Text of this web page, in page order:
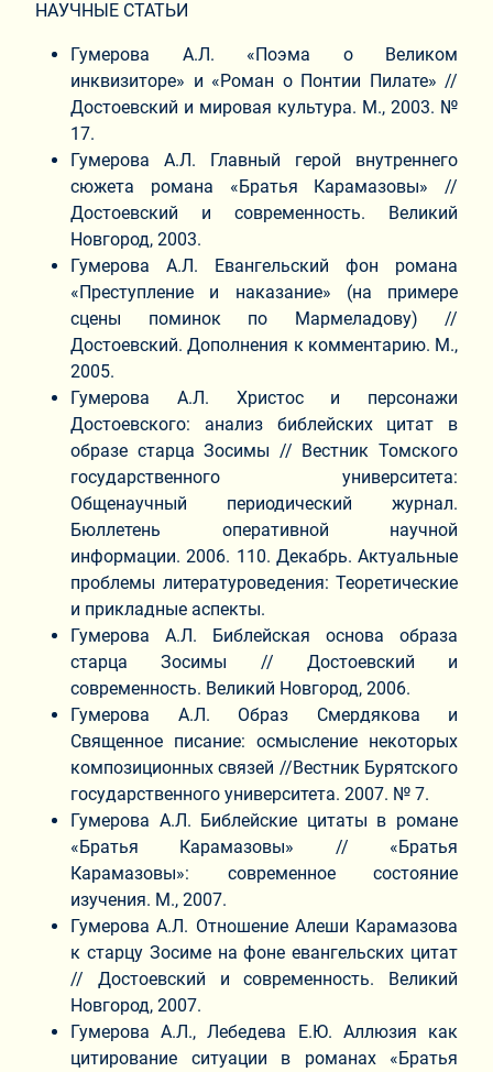
НАУЧНЫЕ СТАТЬИ
Гумерова А.Л. «Поэма о Великом
инквизиторе» и «Роман о Понтии Пилате» //
Достоевский и мировая культура. М., 2003. №
17.
Гумерова А.Л. Главный герой внутреннего
сюжета романа «Братья Карамазовы» //
Достоевский и современность. Великий
Новгород, 2003.
Гумерова А.Л. Евангельский фон романа
«Преступление и наказание» (на примере
сцены поминок по Мармеладову) //
Достоевский. Дополнения к комментарию. М.,
2005.
Гумерова А.Л. Христос и персонажи
Достоевского: анализ библейских цитат в
образе старца Зосимы // Вестник Томского
государственного университета:
Общенаучный периодический журнал.
Бюллетень оперативной научной
информации. 2006. 110. Декабрь. Актуальные
проблемы литературоведения: Теоретические
и прикладные аспекты.
Гумерова А.Л. Библейская основа образа
старца Зосимы // Достоевский и
современность. Великий Новгород, 2006.
Гумерова А.Л. Образ Смердякова и
Священное писание: осмысление некоторых
композиционных связей //Вестник Бурятского
государственного университета. 2007. № 7.
Гумерова А.Л. Библейские цитаты в романе
«Братья Карамазовы» // «Братья
Карамазовы»: современное состояние
изучения. М., 2007.
Гумерова А.Л. Отношение Алеши Карамазова
к старцу Зосиме на фоне евангельских цитат
// Достоевский и современность. Великий
Новгород, 2007.
Гумерова А.Л., Лебедева Е.Ю. Аллюзия как
цитирование ситуации в романах «Братья